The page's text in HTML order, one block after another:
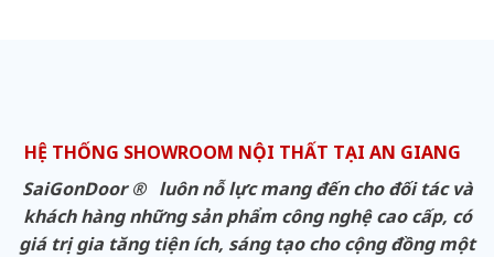
HỆ THỐNG SHOWROOM NỘI THẤT TẠI AN GIANG
SaiGonDoor ® luôn nỗ lực mang đến cho đối tác và
khách hàng những sản phẩm công nghệ cao cấp, có
giá trị gia tăng tiện ích, sáng tạo cho cộng đồng một